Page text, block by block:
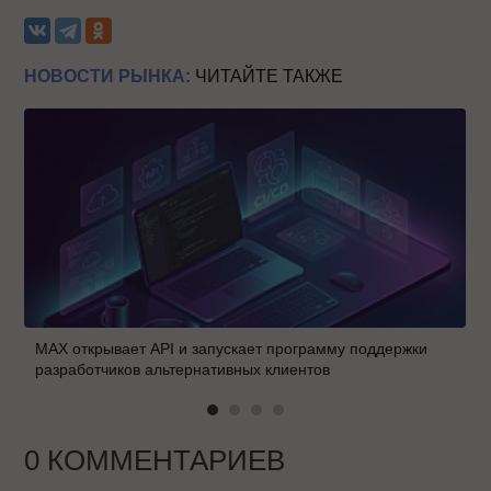
НОВОСТИ РЫНКА: ЧИТАЙТЕ ТАКЖЕ
MAX открывает API и запускает программу поддержки
разработчиков альтернативных клиентов
0 КОММЕНТАРИЕВ